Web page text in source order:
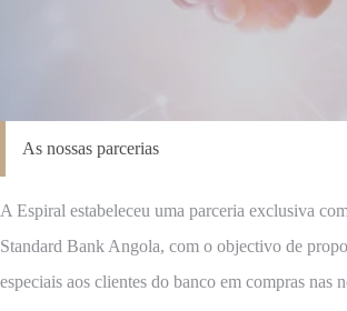
As nossas parcerias
A Espiral estabeleceu uma parceria exclusiva
Standard Bank Angola, com o objectivo de
especiais aos clientes do banco em compras nas